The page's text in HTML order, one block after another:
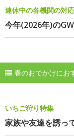
連休中の各機関の対
今年(2026年)の
春のおでかけにお
いちご狩り特集
家族や友達を誘っ